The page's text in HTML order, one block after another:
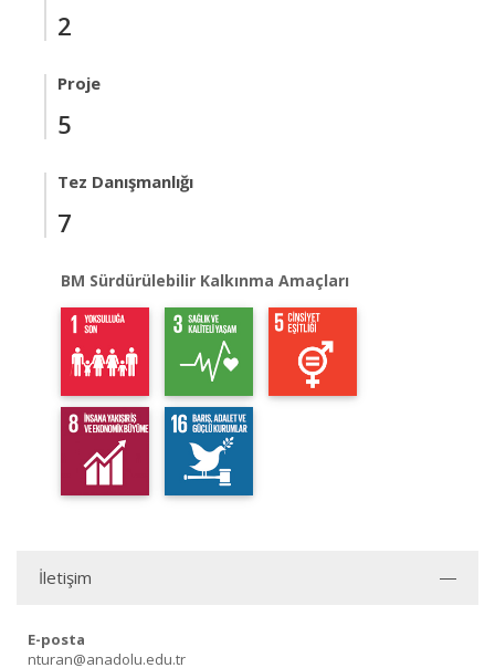
2
Proje
5
Tez Danışmanlığı
7
BM Sürdürülebilir Kalkınma Amaçları
İletişim
E-posta
nturan@anadolu.edu.tr